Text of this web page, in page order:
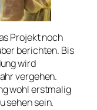
Projekt noch
berichten. Bis
wird
vergehen.
wohl erstmalig
sehen sein.